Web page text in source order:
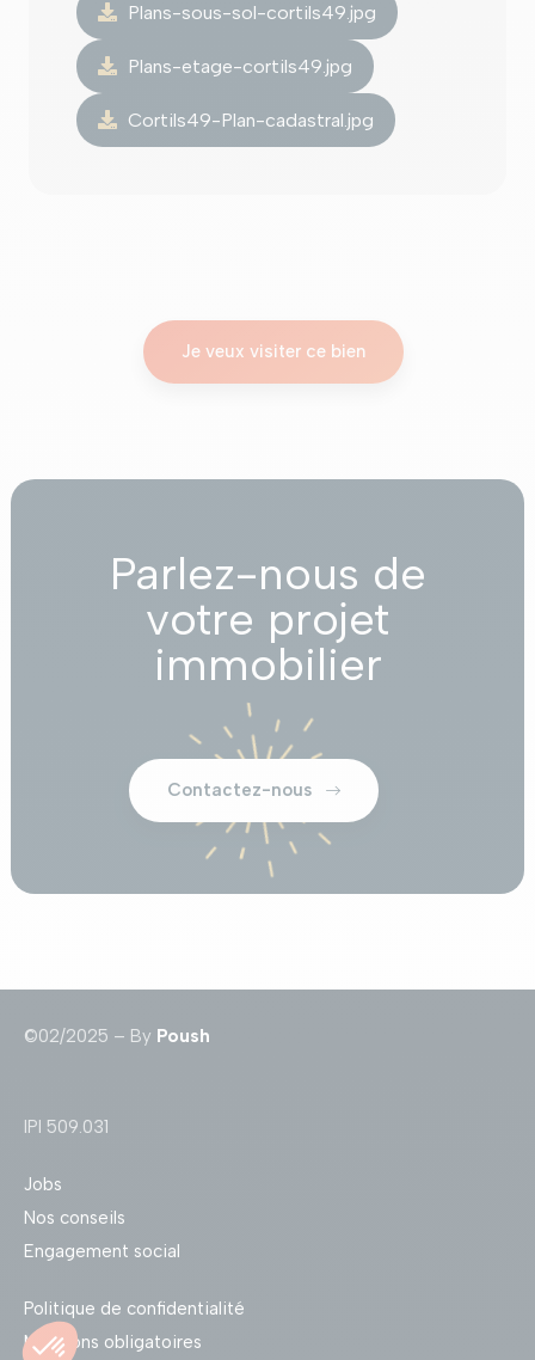
Plans-sous-sol-cortils49.jpg
Plans-etage-cortils49.jpg
Cortils49-Plan-cadastral.jpg
Je veux visiter ce bien
Parlez-nous de
votre projet
immobilier
Contactez-nous
©02/2025 – By Poush
IPI 509.031
Jobs
Nos conseils
Engagement social
Politique de confidentialité
Mentions obligatoires